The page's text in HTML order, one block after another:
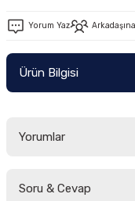
Yorum Yaz
Ürün Bilgisi
Yorumlar
Soru & Cevap